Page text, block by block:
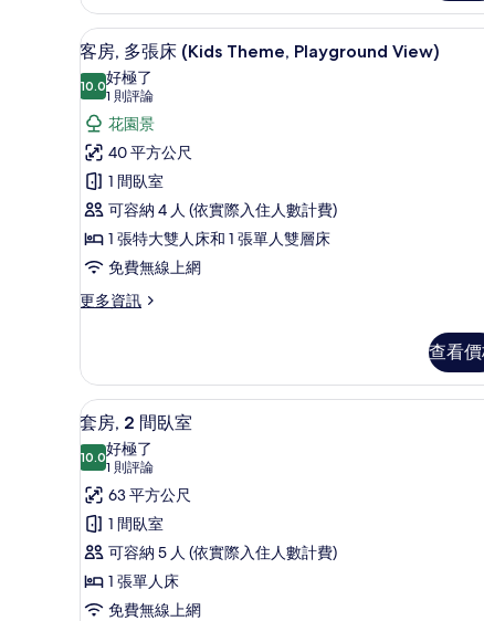
床,
可
使
用
泳
池
的
所
有
相
片
張
標
準
雙
人
床,
可
使
用
泳
池
的
詳
情
顯
示
客
房,
多
張
床
(Kids
Theme,
Playground
View)
所
有
相
片
迷你吧、書桌、筆電工作空
14
客房, 多張床 (Kids Theme, Playground View)
10.010.0 分，滿分 10 分
好極了
1 則評論
(1
則
評
論)
花園景
40 平方公尺
1 間臥室
可容納 4 人 (依實際入住人數計費)
1 張特大雙人床和 1 張單人雙層床
免費無線上網
更多資訊
更
多
張
床
(Kids
Theme,
Playground
View)
的
詳
情
查看
顯
示
套
房,
2
間
臥
室
迷你吧、書桌、筆電工作空
9
套房, 2 間臥室
10.010.0 分，滿分 10 分
好極了
1 則評論
(1
則
評
論)
63 平方公尺
1 間臥室
可容納 5 人 (依實際入住人數計費)
1 張單人床
免費無線上網